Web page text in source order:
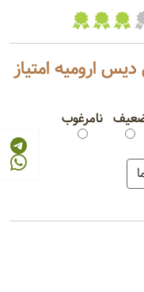
ارومیه امتیاز
نامرغوب